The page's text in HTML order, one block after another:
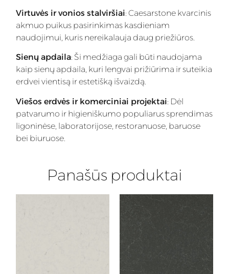
Virtuvės ir vonios stalviršiai: Caesarstone kvarcinis
akmuo puikus pasirinkimas kasdieniam
naudojimui, kuris nereikalauja daug priežiūros.
Sienų apdaila: Ši medžiaga gali būti naudojama
kaip sienų apdaila, kuri lengvai prižiūrima ir suteikia
erdvei vientisą ir estetišką išvaizdą.
Viešos erdvės ir komerciniai projektai: Dėl
patvarumo ir higieniškumo populiarus sprendimas
ligoninėse, laboratorijose, restoranuose, baruose
bei biuruose.
Panašūs produktai